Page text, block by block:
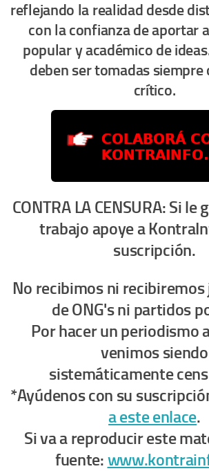
reflejando la realidad desde
con la confianza de aportar
popular y académico de
deben ser tomadas siempre
crítico.
CONTRA LA CENSURA: Si
trabajo apoye a
suscripción.
No recibimos ni
de ONG's ni partidos
Por hacer un periodismo
venimos siendo
sistemáticamente
*Ayúdenos con su
a este enlace.
Si va a reproducir este
fuente: